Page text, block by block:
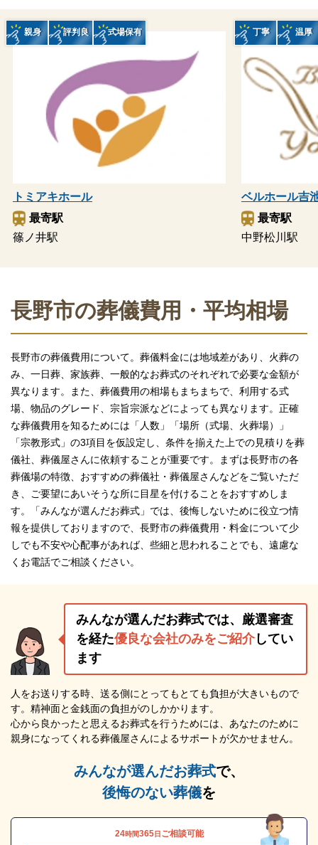
トミアキホール
最寄駅
篠ノ井駅
親身 評判良 式場保有
ベルホール吉
最寄駅
中野松川駅
丁寧 温厚
長野市の葬儀費用・平均相場
長野市の葬儀費用について。葬儀料金には地域差があり、火葬の
み、一日葬、家族葬、一般的なお葬式のそれぞれで必要な金額が
異なります。また、葬儀費用の相場もまちまちで、利用する式
場、物品のグレード、宗旨宗派などによっても異なります。正確
な葬儀費用を知るためには「人数」「場所（式場、火葬場）」
「宗教形式」の3項目を仮設定し、条件を揃えた上での見積りを葬
儀社、葬儀屋さんに依頼することが重要です。まずは長野市の各
葬儀場の特徴、おすすめの葬儀社・葬儀屋さんなどをご覧いただ
き、ご要望にあいそうな所に目星を付けることをおすすめしま
す。「みんなが選んだお葬式」では、後悔しないために役立つ情
報を提供しておりますので、長野市の葬儀費用・料金について少
しでも不安や心配事があれば、些細と思われることでも、遠慮な
くお電話でご相談ください。
みんなが選んだお葬式では、厳選審査
を経た優良な会社のみをご紹介してい
ます
人をお送りする時、送る側にとってもとても負担が大きいもので
す。精神面と金銭面の負担がのしかかります。
心から良かったと思えるお葬式を行うためには、あなたのために
親身になってくれる葬儀屋さんによるサポートが欠かせません。
みんなが選んだお葬式で、
後悔のない葬儀を
24時間365日 ご相談可能